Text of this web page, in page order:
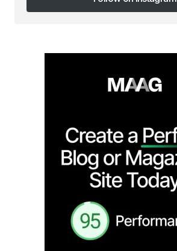
Follow on Instagram